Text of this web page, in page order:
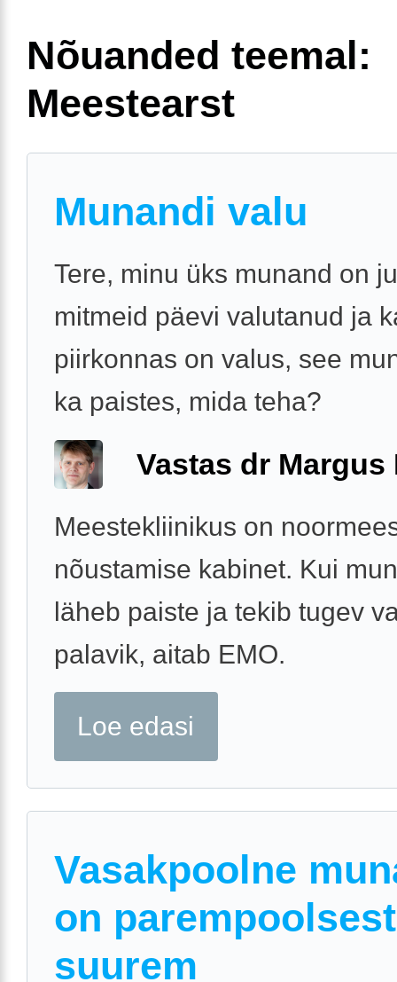
Nõuanded teemal:
Meestearst
Munandi valu
Tere, minu üks munand on
mitmeid päevi valutanud ja
piirkonnas on valus, see
ka paistes, mida teha?
Vastas dr Margus
Meestekliinikus on
nõustamise kabinet. Kui
läheb paiste ja tekib tugev
palavik, aitab EMO.
Loe edasi
Vasakpoolne
on
suurem